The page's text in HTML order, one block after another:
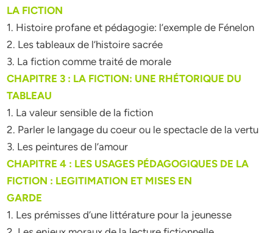
LA FICTION
1. Histoire profane et pédagogie: l’exemple de Fénelon
2. Les tableaux de l’histoire sacrée
3. La fiction comme traité de morale
CHAPITRE 3 : LA FICTION: UNE RHÉTORIQUE DU
TABLEAU
1. La valeur sensible de la fiction
2. Parler le langage du coeur ou le spectacle de la vertu
3. Les peintures de l’amour
CHAPITRE 4 : LES USAGES PÉDAGOGIQUES DE LA
FICTION : LEGITIMATION ET MISES EN
GARDE
1. Les prémisses d’une littérature pour la jeunesse